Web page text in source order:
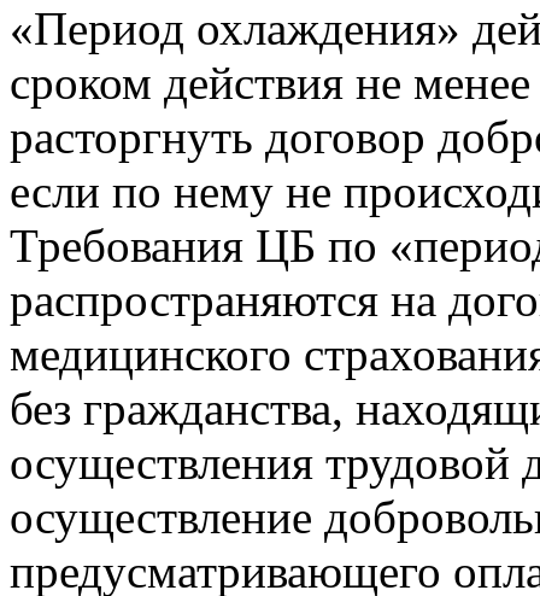
«Период охлаждения»
сроком действия не
расторгнуть договор
если по нему не
Требования ЦБ по
распространяются на
медицинского
без гражданства,
осуществления трудовой
осуществление
предусматривающего